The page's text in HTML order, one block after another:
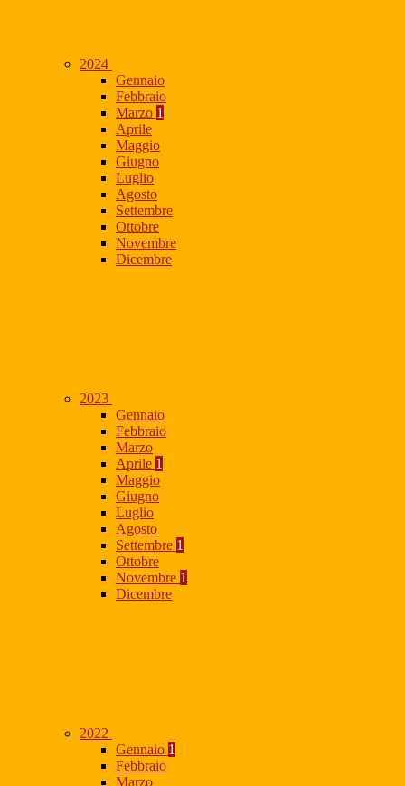
2024
Gennaio
Febbraio
Marzo 1
Aprile
Maggio
Giugno
Luglio
Agosto
Settembre
Ottobre
Novembre
Dicembre
2023
Gennaio
Febbraio
Marzo
Aprile 1
Maggio
Giugno
Luglio
Agosto
Settembre 1
Ottobre
Novembre 1
Dicembre
2022
Gennaio 1
Febbraio
Marzo